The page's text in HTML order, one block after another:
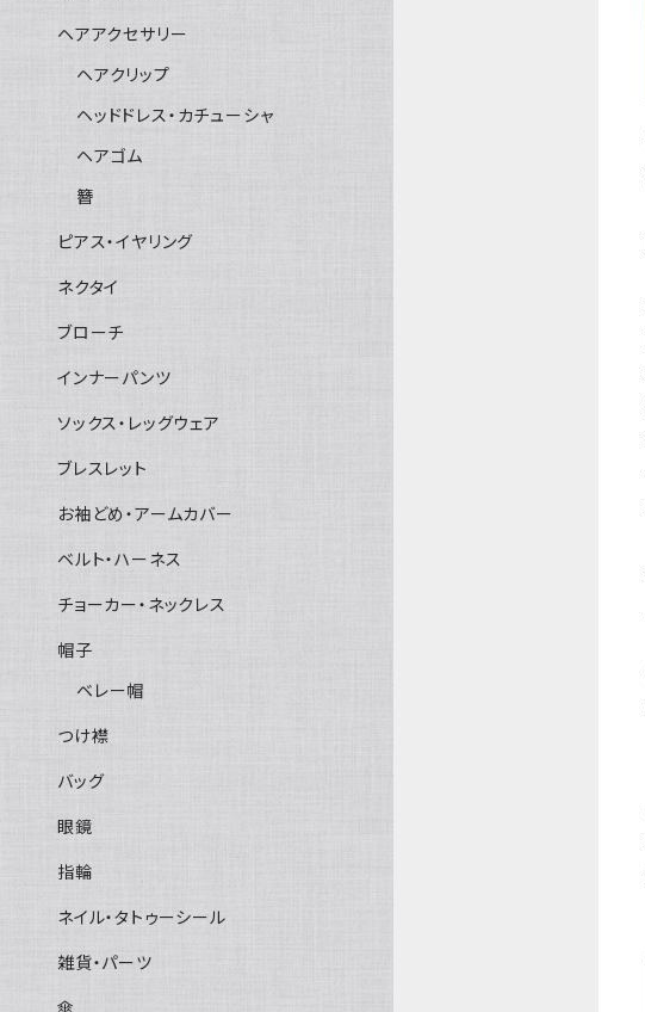
ヘアアクセサリー
ヘアクリップ
ヘッドドレス・カチューシャ
ヘアゴム
簪
ピアス・イヤリング
ネクタイ
ブローチ
インナーパンツ
ソックス・レッグウェア
ブレスレット
お袖どめ・アームカバー
ベルト・ハーネス
チョーカー・ネックレス
帽子
ベレー帽
つけ襟
バッグ
眼鏡
指輪
ネイル・タトゥーシール
雑貨・パーツ
傘